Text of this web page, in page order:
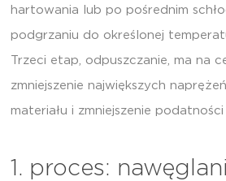
hartowania lub po pośrednim
podgrzaniu do określonej
Trzeci etap, odpuszczanie, ma na
zmniejszenie największych
materiału i zmniejszenie
1. proces: